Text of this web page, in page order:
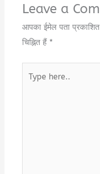
Leave a
आपका ईमेल पता प्रकाशित
चिह्नित हैं *
here..